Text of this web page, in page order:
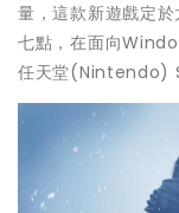
量，這款新遊戲定
七點，在面向
任天堂(Nintendo)